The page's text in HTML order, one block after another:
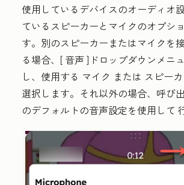
使用しているデバイスのオーディオ
ているスピーカーとマイクのオプシ
す。 別のスピーカーまたはマイクを
る場合、[ 音声]ドロップダウンメニ
し、使用する マイク または スピー
選択します。それ以外の場合、呼び
のデフォルトの音声設定を使用して